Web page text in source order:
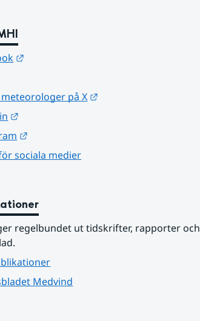
meteorologer på X
sociala medier
regelbundet ut tidskrifter, rapporter och
Medvind